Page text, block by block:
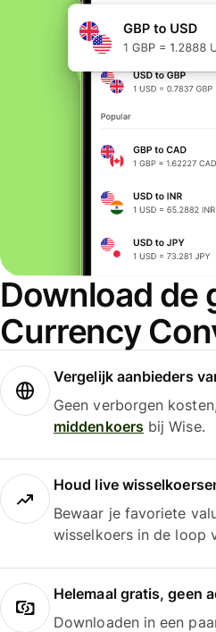
Download de
Currency
Vergelijk aanbieders
Geen verborgen
middenkoersbij Wise.
Houd live
Bewaar je favoriete
wisselkoers in de loop
Helemaal gratis, geen
Downloaden in een